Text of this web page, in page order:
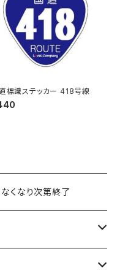
標識ステッカー 418号線
なくなり次第終了